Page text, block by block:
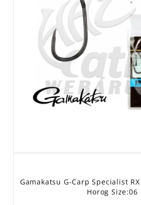
Gamakatsu G-Carp Specialist
Horog Size:06